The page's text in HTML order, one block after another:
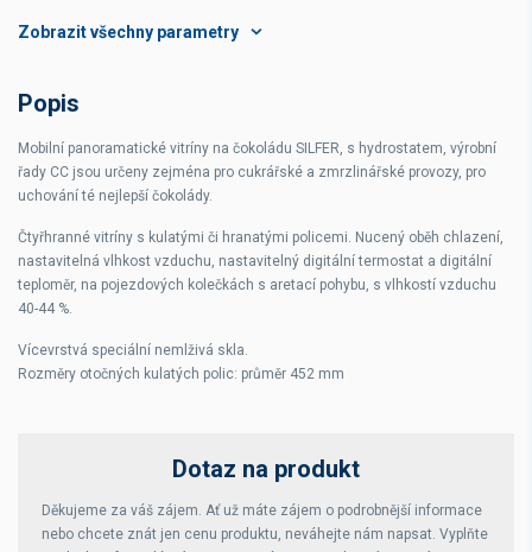
Rozměr police
Objem 360 l
Popis
Mobilní panoramatické vitríny na čokoládu SILFER, s hydrostatem, výrobní
řady CC jsou určeny zejména pro cukrářské a zmrzlinářské provozy, pro
uchování té nejlepší čokolády.
Čtyřhranné vitríny s kulatými či hranatými policemi. Nucený oběh chlazení,
nastavitelná vlhkost vzduchu, nastavitelný digitální termostat a digitální
teploměr, na pojezdových kolečkách s aretací pohybu, s vlhkostí vzduchu
40-44 %.
Vícevrstvá speciální nemlživá skla.
Rozměry otočných kulatých polic: průměr 452 mm
Dotaz na produkt
Děkujeme za váš zájem. Ať už máte zájem o podrobnější informace
nebo chcete znát jen cenu produktu, neváhejte nám napsat. Vyplňte